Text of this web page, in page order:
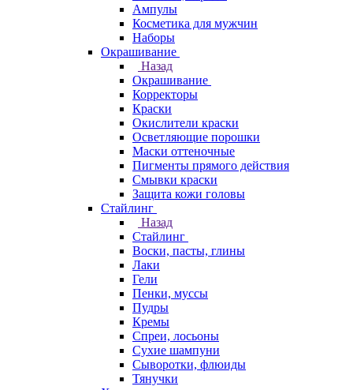
Ампулы
Косметика для мужчин
Наборы
Окрашивание
Назад
Окрашивание
Корректоры
Краски
Окислители краски
Осветляющие порошки
Маски оттеночные
Пигменты прямого действия
Смывки краски
Защита кожи головы
Стайлинг
Назад
Стайлинг
Воски, пасты, глины
Лаки
Гели
Пенки, муссы
Пудры
Кремы
Спреи, лосьоны
Сухие шампуни
Сыворотки, флюиды
Тянучки